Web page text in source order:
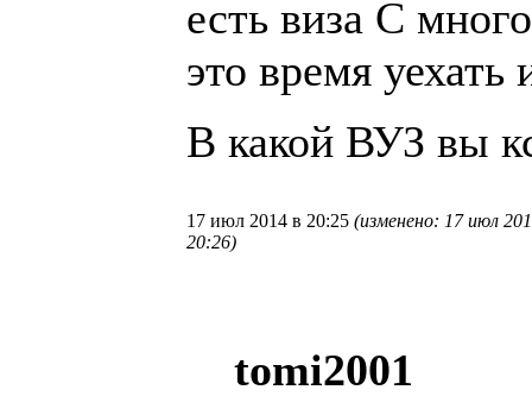
есть виза С
это время
В какой ВУЗ вы
17 июл 2014 в 20:25 (изменено: 17 июл
20:26)
tomi2001